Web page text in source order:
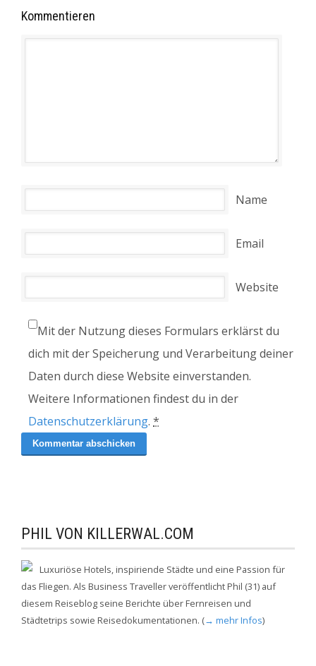
Kommentieren
Name
Email
Website
Mit der Nutzung dieses Formulars erklärst du
dich mit der Speicherung und Verarbeitung deiner
Daten durch diese Website einverstanden.
Weitere Informationen findest du in der
Datenschutzerklärung. *
PHIL VON KILLERWAL.COM
Luxuriöse Hotels, inspiriende Städte und eine Passion für
das Fliegen. Als Business Traveller veröffentlicht Phil (31) auf
diesem Reiseblog seine Berichte über Fernreisen und
Städtetrips sowie Reisedokumentationen. (→ mehr Infos)